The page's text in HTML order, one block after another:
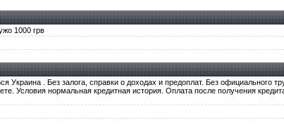
1000 грв
Украина . Без залога, справки о доходах и предоплат. Без официального
Условия нормальная кредитная история. Оплата после получения